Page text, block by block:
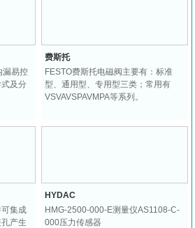
漏易控
及分
费斯托
FESTO费斯托电磁阀主要有：标准
型、通用型、专用型三类；常用有
VSVAVSPAVMPA等系列。
集成
产生
HYDAC
HMG-2500-000-E测量仪AS1108-C-
000压力传感器